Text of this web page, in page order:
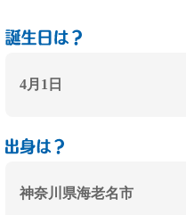
4月1日
神奈川県海老名市